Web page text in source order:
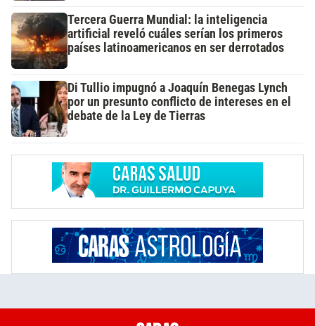
Tercera Guerra Mundial: la inteligencia
artificial reveló cuáles serían los primeros
países latinoamericanos en ser derrotados
Di Tullio impugnó a Joaquín Benegas Lynch
por un presunto conflicto de intereses en el
debate de la Ley de Tierras